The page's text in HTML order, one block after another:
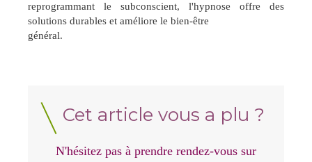
reprogrammant le subconscient, l'hypnose offre des
solutions durables et améliore le bien-être
général.
Cet article vous a plu ?
N'hésitez pas à prendre rendez-vous sur